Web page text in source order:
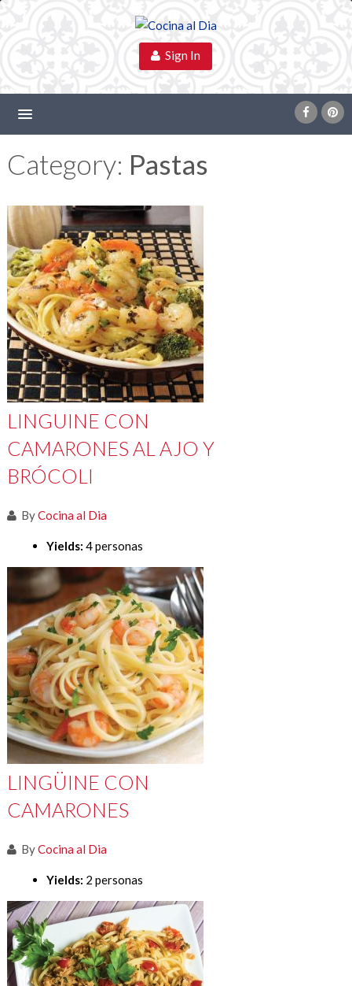
Sign In
Category: Pastas
LINGUINE CON
CAMARONES AL AJO Y
BRÓCOLI
ByCocina al Dia
Yields: 4 personas
LINGÜINE CON
CAMARONES
ByCocina al Dia
Yields: 2 personas